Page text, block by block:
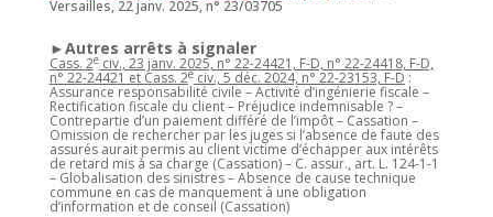
Versailles, 22 janv. 2025, n° 23/03705
►Autres arrêts à signaler
Cass. 2eciv., 23 janv. 2025, n° 22-24421, F-D, n° 22-24418, F-D,
n° 22-24421 et Cass. 2eciv., 5 déc. 2024, n° 22-23153, F-D :
Assurance responsabilité civile – Activité d’ingénierie fiscale –
Rectification fiscale du client – Préjudice indemnisable ? –
Contrepartie d’un paiement différé de l’impôt – Cassation –
Omission de rechercher par les juges si l’absence de faute des
assurés aurait permis au client victime d’échapper aux intérêts
de retard mis à sa charge (Cassation) – C. assur., art. L. 124-1-1
– Globalisation des sinistres – Absence de cause technique
commune en cas de manquement à une obligation
d’information et de conseil (Cassation)